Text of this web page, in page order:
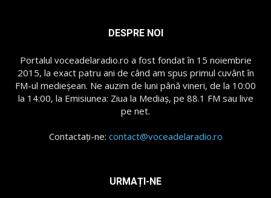
DESPRE NOI
Portalul voceadelaradio.ro a fost fondat în 15 noiembrie
2015, la exact patru ani de când am spus primul cuvânt în
FM-ul medieșean. Ne auzim de luni până vineri, de la 10:00
la 14:00, la Emisiunea: Ziua la Mediaș, pe 88.1 FM sau live
pe net.
Contactați-ne: contact@voceadelaradio.ro
URMAȚI-NE